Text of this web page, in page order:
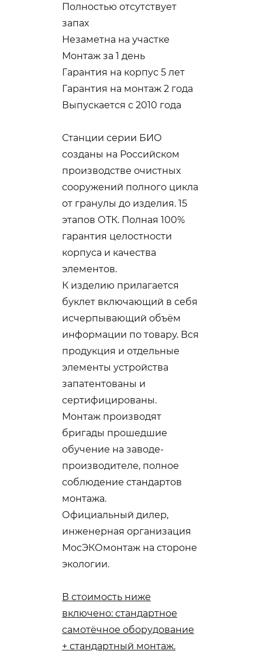
Полностью отсутствует
запах
Незаметна на участке
Монтаж за 1 день
Гарантия на корпус 5 лет
Гарантия на монтаж 2 года
Выпускается с 2010 года
Станции серии БИО
созданы на Российском
производстве очистных
сооружений полного цикла
от гранулы до изделия. 15
этапов ОТК. Полная 100%
гарантия целостности
корпуса и качества
элементов.
К изделию прилагается
буклет включающий в себя
исчерпывающий объём
информации по товару. Вся
продукция и отдельные
элементы устройства
запатентованы и
сертифицированы.
Монтаж производят
бригады прошедшие
обучение на заводе-
производителе, полное
соблюдение стандартов
монтажа.
Официальный дилер,
инженерная организация
МосЭКОмонтаж на стороне
экологии.
В стоимость ниже
включено: стандартное
самотёчное оборудование
+ стандартный монтаж.